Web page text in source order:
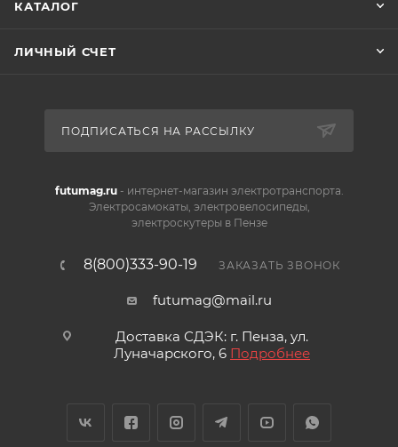
КАТАЛОГ
ЛИЧНЫЙ СЧЕТ
ПОДПИСАТЬСЯ НА РАССЫЛКУ
futumag.ru- интернет-магазин электротранспорта.
Электросамокаты, электровелосипеды,
электроскутеры в Пензе
8(800)333-90-19 ЗАКАЗАТЬ ЗВОНОК
futumag@mail.ru
Доставка СДЭК: г. Пенза, ул.
Луначарского, 6 Подробнее